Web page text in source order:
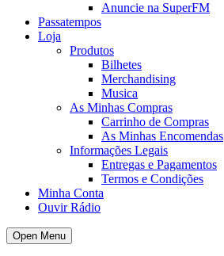
Anuncie na SuperFM
Passatempos
Loja
Produtos
Bilhetes
Merchandising
Musica
As Minhas Compras
Carrinho de Compras
As Minhas Encomendas
Informações Legais
Entregas e Pagamentos
Termos e Condições
Minha Conta
Ouvir Rádio
Open Menu